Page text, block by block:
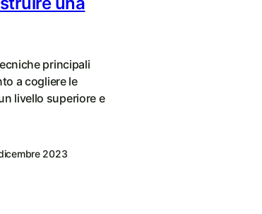
principali
a cogliere le
livello superiore e
2023